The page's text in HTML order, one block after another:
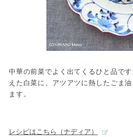
中華の前菜でよく出てくるひと品で
えた白菜に、アツアツに熱したごま
ます。
レシピはこちら（ナディア）